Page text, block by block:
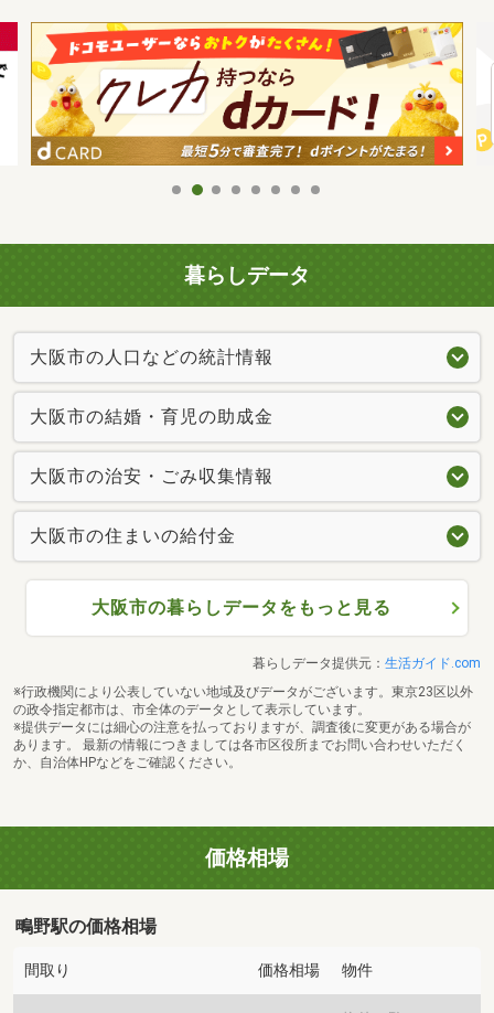
暮らしデータ
大阪市の人口などの統計情報
大阪市の結婚・育児の助成金
大阪市の治安・ごみ収集情報
大阪市の住まいの給付金
大阪市の暮らしデータをもっと見る
暮らしデータ提供元： 生活ガイド.com
※行政機関により公表していない地域及びデータがございます。東京23区以外
の政令指定都市は、市全体のデータとして表示しています。
※提供データには細心の注意を払っておりますが、調査後に変更がある場合が
あります。 最新の情報につきましては各市区役所までお問い合わせいただく
か、自治体HPなどをご確認ください。
価格相場
鴫野駅の価格相場
間取り 価格相場 物件